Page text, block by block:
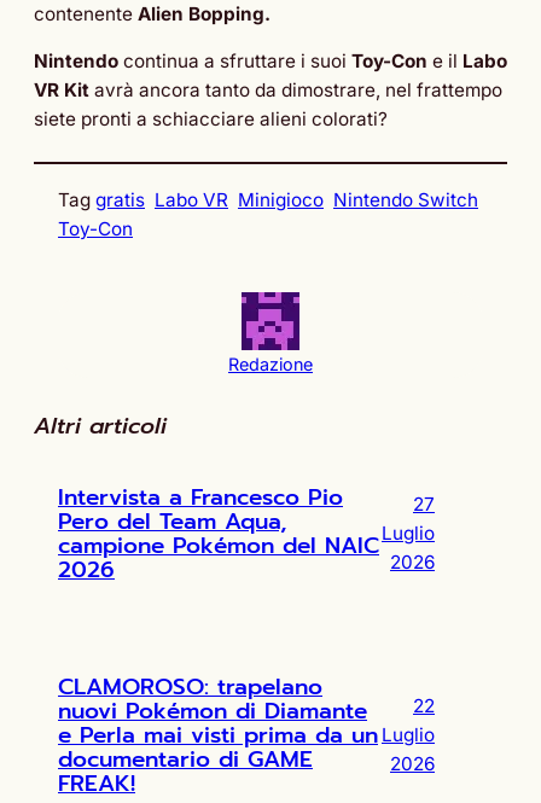
contenente Alien Bopping.
Nintendo continua a sfruttare i suoi Toy-Con e il Labo
VR Kit avrà ancora tanto da dimostrare, nel frattempo
siete pronti a schiacciare alieni colorati?
Tag gratis Labo VR Minigioco Nintendo Switch
Toy-Con
Redazione
Altri articoli
Intervista a Francesco Pio
Pero del Team Aqua,
campione Pokémon del NAIC
2026
27
Luglio
2026
CLAMOROSO: trapelano
nuovi Pokémon di Diamante
e Perla mai visti prima da un
documentario di GAME
FREAK!
22
Luglio
2026